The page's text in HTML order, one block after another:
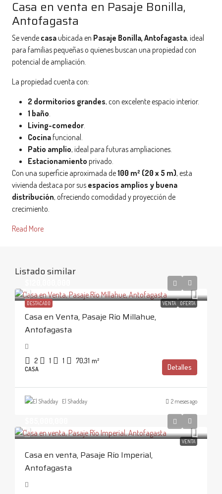
Casa en venta en Pasaje Bonilla,
Antofagasta
Se vende casaubicada en Pasaje Bonilla, Antofagasta, ideal
para familias pequeñas o quienes buscan una propiedad con
potencial de ampliación.
La propiedad cuenta con:
2 dormitorios grandes, con excelente espacio interior.
1 baño.
Living-comedor.
Cocinafuncional.
Patio amplio, ideal para futuras ampliaciones.
Estacionamiento privado.
Con una superficie aproximada de100 m² (20 x 5 m), esta
vivienda destaca por sus espacios amplios y buena
distribución, ofreciendo comodidad y proyección de
crecimiento.
Read More
Listado similar
DESTACADO VENTA OFERTA
Casa en Venta, Pasaje Río Millahue,
Antofagasta
2 1 1 70,31 m²
CASA Detalles
El Shadday 2 meses ago
VENTA
Casa en venta, Pasaje Río Imperial,
Antofagasta